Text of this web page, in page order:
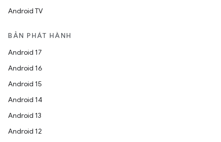
Android TV
BẢN PHÁT HÀNH
Android 17
Android 16
Android 15
Android 14
Android 13
Android 12